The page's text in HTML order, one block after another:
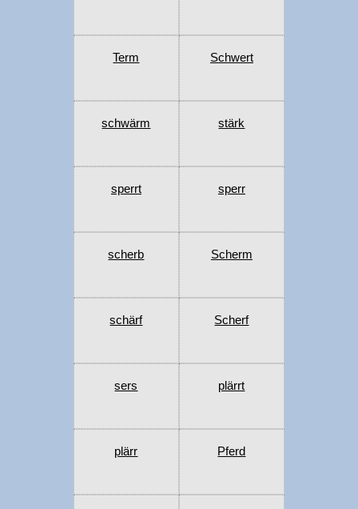
Term Schwert
schwärm stärk
sperrt sperr
scherb Scherm
schärf Scherf
sers plärrt
plärr Pferd